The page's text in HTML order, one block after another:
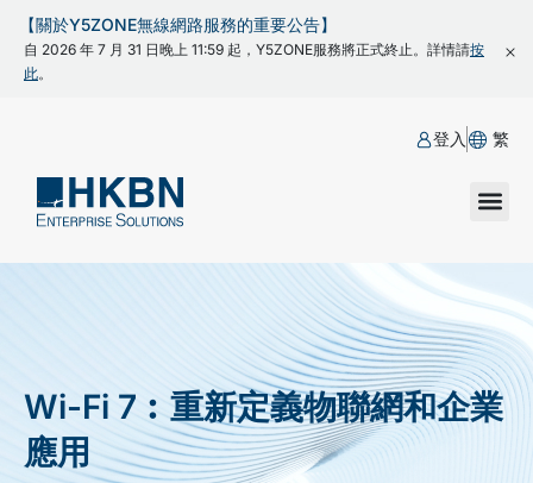
【關於Y5ZONE無線網路服務的重要公告】
自 2026 年 7 月 31 日晚上 11:59 起，Y5ZONE服務將正式終止。詳情請按
此。
登入 繁
Wi-Fi 7︰重新定義物聯網和企業
應用